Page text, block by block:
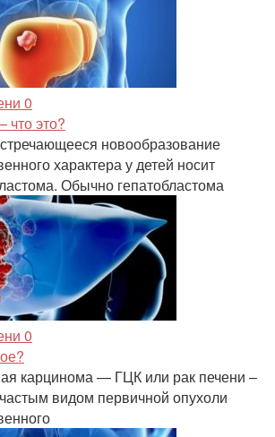
0
что это?
новообразование
характера у детей носит
Обычно гепатобластома
0
карцинома — ГЦК или рак печени –
видом первичной опухоли